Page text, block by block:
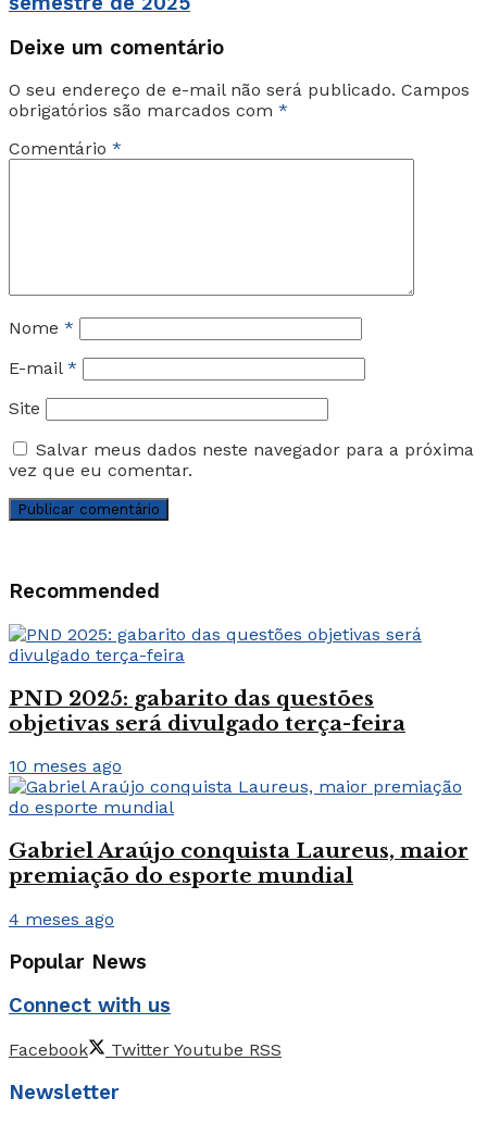
Deixe um comentário
O seu endereço de e-mail não será publicado. Campos
obrigatórios são marcados com *
Comentário *
Nome *
E-mail *
Site
Salvar meus dados neste navegador para a próxima
vez que eu comentar.
Recommended
PND 2025: gabarito das questões
objetivas será divulgado terça-feira
10 meses ago
Gabriel Araújo conquista Laureus, maior
premiação do esporte mundial
4 meses ago
Popular News
Connect with us
Facebook Twitter Youtube RSS
Newsletter